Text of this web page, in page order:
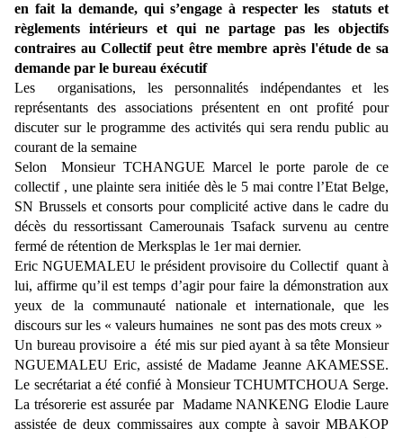
en fait la demande, qui s’engage à respecter les statuts et
règlements intérieurs et qui ne partage pas les objectifs
contraires au Collectif peut être membre après l'étude de sa
demande par le bureau éxécutif
Les organisations, les personnalités indépendantes et les
représentants des associations présentent en ont profité pour
discuter sur le programme des activités qui sera rendu public au
courant de la semaine
Selon Monsieur TCHANGUE Marcel le porte parole de ce
collectif , une plainte sera initiée dès le 5 mai contre l’Etat Belge,
SN Brussels et consorts pour complicité active dans le cadre du
décès du ressortissant Camerounais Tsafack survenu au centre
fermé de rétention de Merksplas le 1er mai dernier.
Eric NGUEMALEU le président provisoire du Collectif quant à
lui, affirme qu’il est temps d’agir pour faire la démonstration aux
yeux de la communauté nationale et internationale, que les
discours sur les « valeurs humaines ne sont pas des mots creux »
Un bureau provisoire a été mis sur pied ayant à sa tête Monsieur
NGUEMALEU Eric, assisté de Madame Jeanne AKAMESSE.
Le secrétariat a été confié à Monsieur TCHUMTCHOUA Serge.
La trésorerie est assurée par Madame NANKENG Elodie Laure
assistée de deux commissaires aux compte à savoir MBAKOP